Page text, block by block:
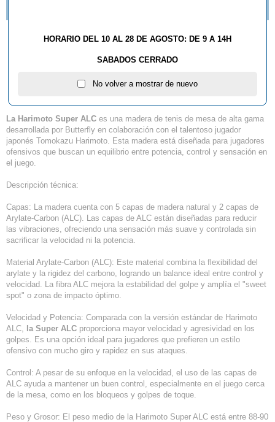
Madera Butterfly
Harimoto Innerforce
SUPER ALC
La Harimoto Super ALC es una madera de tenis de mesa de alta gama
desarrollada por Butterfly en colaboración con el talentoso jugador
japonés Tomokazu Harimoto. Esta madera está diseñada para jugadores
ofensivos que buscan un equilibrio entre potencia, control y sensación en
el juego.
Descripción técnica:
Capas: La madera cuenta con 5 capas de madera natural y 2 capas de
Arylate-Carbon (ALC). Las capas de ALC están diseñadas para reducir
las vibraciones, ofreciendo una sensación más suave y controlada sin
sacrificar la velocidad ni la potencia.
Material Arylate-Carbon (ALC): Este material combina la flexibilidad del
arylate y la rigidez del carbono, logrando un balance ideal entre control y
velocidad. La fibra ALC mejora la estabilidad del golpe y amplía el "sweet
spot" o zona de impacto óptimo.
Velocidad y Potencia: Comparada con la versión estándar de Harimoto
ALC, la Super ALC proporciona mayor velocidad y agresividad en los
golpes. Es una opción ideal para jugadores que prefieren un estilo
ofensivo con mucho giro y rapidez en sus ataques.
Control: A pesar de su enfoque en la velocidad, el uso de las capas de
ALC ayuda a mantener un buen control, especialmente en el juego cerca
de la mesa, como en los bloqueos y golpes de toque.
Peso y Grosor: El peso medio de la Harimoto Super ALC está entre 88-90
HORARIO DEL 10 AL 28 DE AGOSTO: DE 9 A 14H
SABADOS CERRADO
No volver a mostrar de nuevo